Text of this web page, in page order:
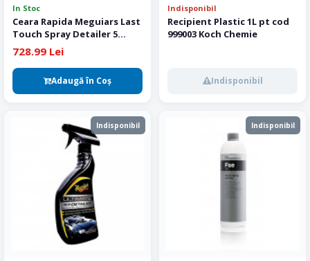
In Stoc
Ceara Rapida Meguiars Last
Touch Spray Detailer 5
Gallon
728.99 Lei
Adaugă în Coş
Indisponibil
Recipient Plastic 1L pt cod
999003 Koch Chemie
Indisponibil
Indisponibil Indisponibil